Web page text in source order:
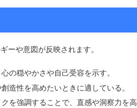
ーや意図が反映されます。
の穏やかさや自己受容を示す。
造性を高めたいときに適している。
を強調することで、直感や洞察力を高